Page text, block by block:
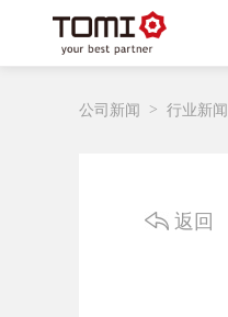
公司新闻 > 行业新闻
返回